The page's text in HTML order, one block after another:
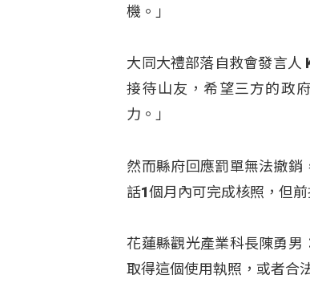
機。」
大同大禮部落自救會發言人
接待山友，希望三方的政
力。」
然而縣府回應罰單無法撤銷
話1個月內可完成核照，但
花蓮縣觀光產業科長陳勇男
取得這個使用執照，或者合